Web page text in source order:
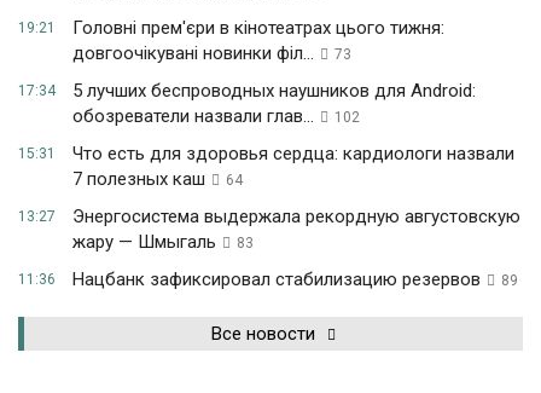
19:21
Головні прем'єри в кінотеатрах цього тижня:
довгоочікувані новинки філ...
73
17:34
5 лучших беспроводных наушников для Android:
обозреватели назвали глав...
102
15:31
Что есть для здоровья сердца: кардиологи назвали
7 полезных каш
64
13:27
Энергосистема выдержала рекордную августовскую
жару — Шмыгаль
83
11:36 Нацбанк зафиксировал стабилизацию резервов 89
Все новости